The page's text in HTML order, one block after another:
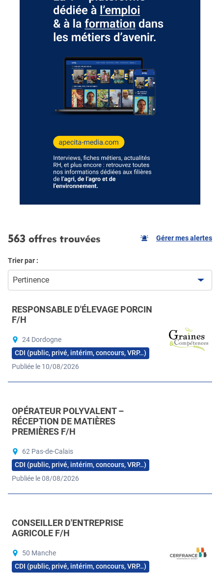
563 offres trouvées Gérer mes alertes
Trier par :
Pertinence
RESPONSABLE D'ÉLEVAGE PORCIN
F/H
24 Dordogne
CDI (public, privé, intérim, concours, VRP…)
Publiée le 10/08/2026
OPÉRATEUR POLYVALENT –
RÉCEPTION DE MATIÈRES
PREMIÈRES F/H
62 Pas-de-Calais
CDI (public, privé, intérim, concours, VRP…)
Publiée le 08/08/2026
CONSEILLER D'ENTREPRISE
AGRICOLE F/H
50 Manche
CDI (public, privé, intérim, concours, VRP…)